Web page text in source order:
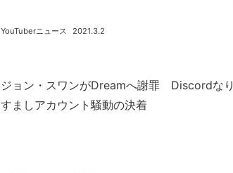
ジョン・スワンがDreamへ謝罪 Discordなり
すましアカウント騒動の決着
2021.3.2
YouTuberニュース